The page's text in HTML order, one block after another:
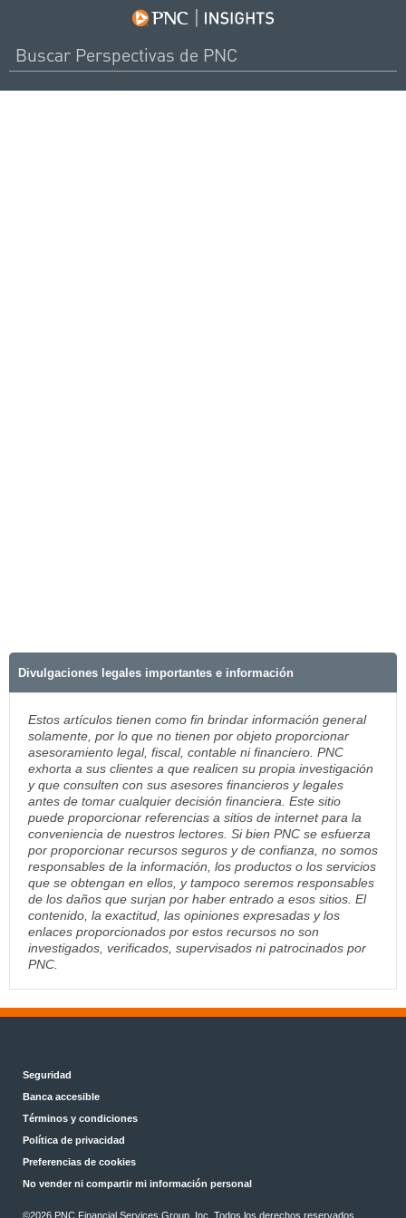
Divulgaciones legales importantes e información
Estos artículos tienen como fin brindar información general
solamente, por lo que no tienen por objeto proporcionar
asesoramiento legal, fiscal, contable ni financiero. PNC
exhorta a sus clientes a que realicen su propia investigación
y que consulten con sus asesores financieros y legales
antes de tomar cualquier decisión financiera. Este sitio
puede proporcionar referencias a sitios de internet para la
conveniencia de nuestros lectores. Si bien PNC se esfuerza
por proporcionar recursos seguros y de confianza, no somos
responsables de la información, los productos o los servicios
que se obtengan en ellos, y tampoco seremos responsables
de los daños que surjan por haber entrado a esos sitios. El
contenido, la exactitud, las opiniones expresadas y los
enlaces proporcionados por estos recursos no son
investigados, verificados, supervisados ni patrocinados por
PNC.
Seguridad
Banca accesible
Términos y condiciones
Política de privacidad
Preferencias de cookies
No vender ni compartir mi información personal
©2026 PNC Financial Services Group, Inc. Todos los derechos reservados.